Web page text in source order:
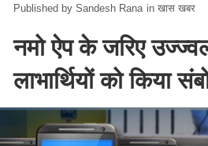
Sandesh Rana in खास खबर
नमो ऐप के जरिए
लाभार्थियों को किया